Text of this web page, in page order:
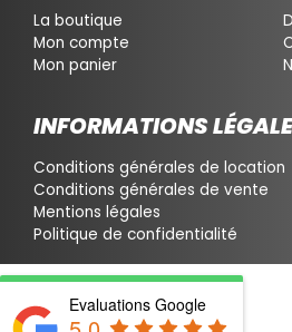
La boutique
Mon compte
Mon panier
INFORMATIONS
Conditions générales de location
Conditions générales de vente
Mentions légales
Politique de confidentialité
Evaluations Google